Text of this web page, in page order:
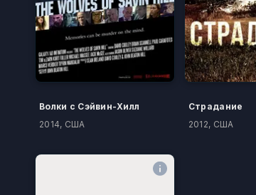
Волки с Сэйвин-Хилл
2014, США
Страдание
2012, США